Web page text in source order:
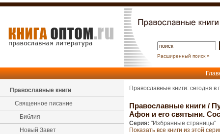
Расширенный поиск »
Православные книги
Священное писание
Библия
Новый Завет
Православные книги: сегодня
Православные книги /
Афон и его святыни.
Серия: "Избранные страницы"
Показать все книги из этой